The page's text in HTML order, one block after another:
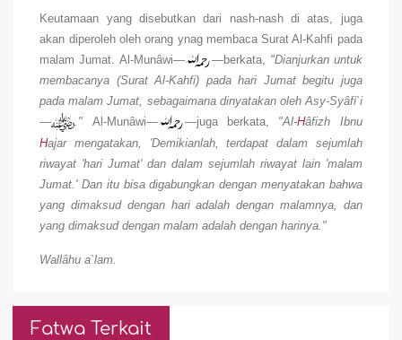
Keutamaan yang disebutkan dari nash-nash di atas, juga
akan diperoleh oleh orang ynag membaca Surat Al-Kahfi pada
malam Jumat. Al-Munâwi—
—berkata, "Dianjurkan untuk
membacanya (Surat Al-Kahfi) pada hari Jumat begitu juga
pada malam Jumat, sebagaimana dinyatakan oleh Asy-Syâfi`i
—
." Al-Munâwi— —juga berkata, "Al-Hâfizh Ibnu
Hajar mengatakan, 'Demikianlah, terdapat dalam sejumlah
riwayat 'hari Jumat' dan dalam sejumlah riwayat lain 'malam
Jumat.' Dan itu bisa digabungkan dengan menyatakan bahwa
yang dimaksud dengan hari adalah dengan malamnya, dan
yang dimaksud dengan malam adalah dengan harinya."
Wallâhu a`lam.
Fatwa Terkait